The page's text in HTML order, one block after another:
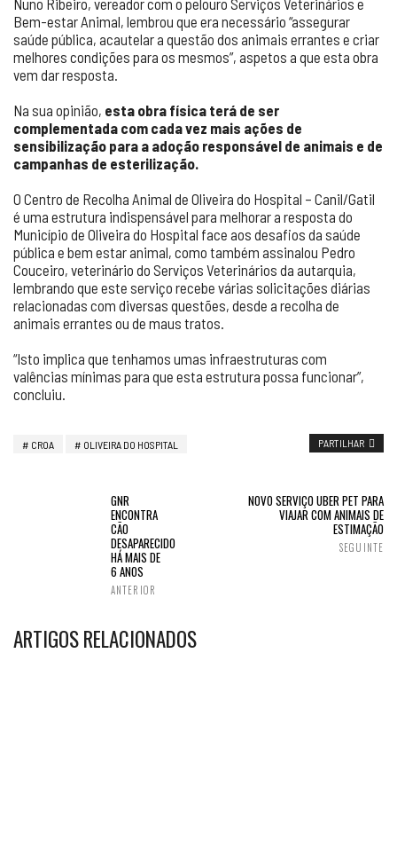
Nuno Ribeiro, vereador com o pelouro Serviços Veterinários e
Bem-estar Animal, lembrou que era necessário “assegurar
saúde pública, acautelar a questão dos animais errantes e criar
melhores condições para os mesmos”, aspetos a que esta obra
vem dar resposta.
Na sua opinião, esta obra física terá de ser
complementada com cada vez mais ações de
sensibilização para a adoção responsável de animais e de
campanhas de esterilização.
O Centro de Recolha Animal de Oliveira do Hospital – Canil/Gatil
é uma estrutura indispensável para melhorar a resposta do
Município de Oliveira do Hospital face aos desafios da saúde
pública e bem estar animal, como também assinalou Pedro
Couceiro, veterinário do Serviços Veterinários da autarquia,
lembrando que este serviço recebe várias solicitações diárias
relacionadas com diversas questões, desde a recolha de
animais errantes ou de maus tratos.
“Isto implica que tenhamos umas infraestruturas com
valências mínimas para que esta estrutura possa funcionar”,
concluiu.
CROA OLIVEIRA DO HOSPITAL PARTILHAR
GNR
ENCONTRA
CÃO
DESAPARECIDO
HÁ MAIS DE
6 ANOS
ANTERIOR
NOVO SERVIÇO UBER PET PARA
VIAJAR COM ANIMAIS DE
ESTIMAÇÃO
SEGUINTE
ARTIGOS RELACIONADOS